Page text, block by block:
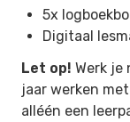
5x
Digitaal
Let op! Werk je
jaar werken
alléén een